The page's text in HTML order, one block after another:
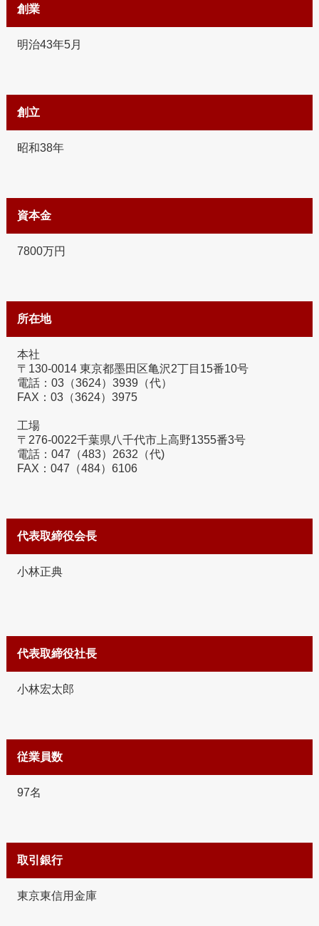
創業
明治43年5月
創立
昭和38年
資本金
7800万円
所在地
本社
〒130-0014 東京都墨田区亀沢2丁目15番10号
電話：03（3624）3939（代）
FAX：03（3624）3975
工場
〒276-0022千葉県八千代市上高野1355番3号
電話：047（483）2632（代)
FAX：047（484）6106
代表取締役会長
小林正典
代表取締役社長
小林宏太郎
従業員数
97名
取引銀行
東京東信用金庫